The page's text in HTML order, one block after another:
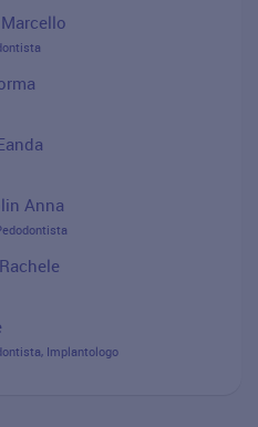
Anna
Implantologo